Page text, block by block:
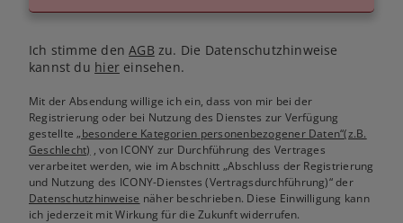
Ich stimme denAGB zu. Die Datenschutzhinweise
kannst du hiereinsehen.
Mit der Absendung willige ich ein, dass von mir bei der
Registrierung oder bei Nutzung des Dienstes zur Verfügung
gestellte„besondere Kategorien personenbezogener Daten“(z.B.
Geschlecht) , von ICONY zur Durchführung des Vertrages
verarbeitet werden, wie im Abschnitt „Abschluss der Registrierung
und Nutzung des ICONY-Dienstes (Vertragsdurchführung)“ der
Datenschutzhinweise näher beschrieben. Diese Einwilligung kann
ich jederzeit mit Wirkung für die Zukunft widerrufen.